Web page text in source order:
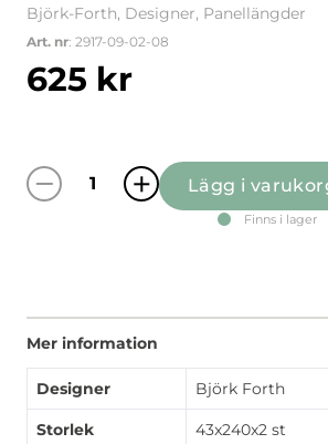
Björk-Forth, Designer, Panellängder
Art. nr: 2917-09-02-08
625 kr
Äppelskogen ljusgrön
Lägg i
Finns i lager
Mer information
Designer Björk Forth
Storlek 43x240x2 st